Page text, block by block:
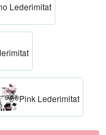
Lederimitat
Pink Lederimitat